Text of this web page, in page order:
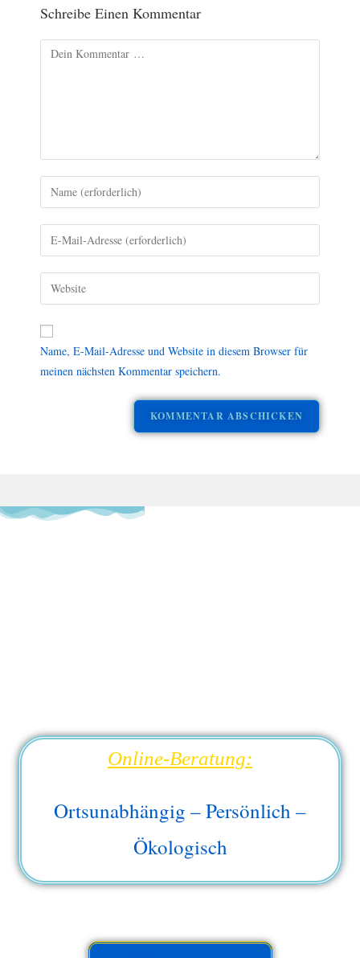
Schreibe Einen Kommentar
Name, E-Mail-Adresse und Website in diesem Browser für
meinen nächsten Kommentar speichern.
Online-Beratung:
Ortsunabhängig – Persönlich –
Ökologisch